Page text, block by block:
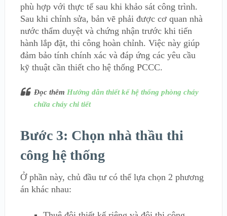
phù hợp với thực tế sau khi khảo sát công trình.
Sau khi chỉnh sửa, bản vẽ phải được cơ quan nhà
nước thẩm duyệt và chứng nhận trước khi tiến
hành lắp đặt, thi công hoàn chỉnh. Việc này giúp
đảm bảo tính chính xác và đáp ứng các yêu cầu
kỹ thuật cần thiết cho hệ thống PCCC.
Đọc thêm Hướng dẫn thiết kế hệ thống phòng cháy
chữa cháy chi tiết
Bước 3: Chọn nhà thầu thi
công hệ thống
Ở phần này, chủ đầu tư có thể lựa chọn 2 phương
án khác nhau: